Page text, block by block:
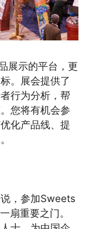
展示的平台，更
。展会提供了
行为分析，帮
您将有机会参
化产品线、提
，参加Sweets
扇重要之门。